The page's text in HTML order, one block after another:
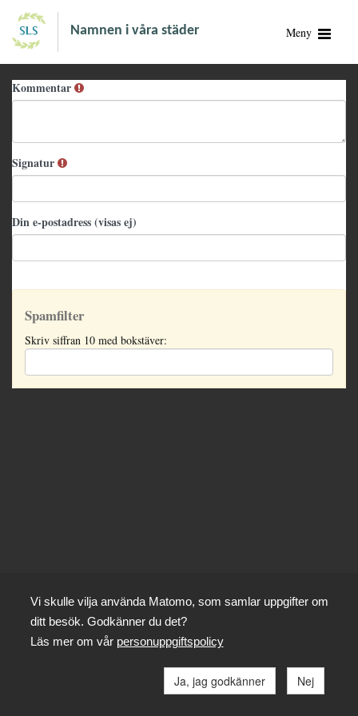
Namnen i våra städer Meny
Kommentar
Signatur
Din e-postadress (visas ej)
Spamfilter
Skriv siffran 10 med bokstäver:
Vi skulle vilja använda Matomo, som samlar uppgifter om
ditt besök. Godkänner du det?
Läs mer om vår personuppgiftspolicy
Ja, jag godkänner Nej